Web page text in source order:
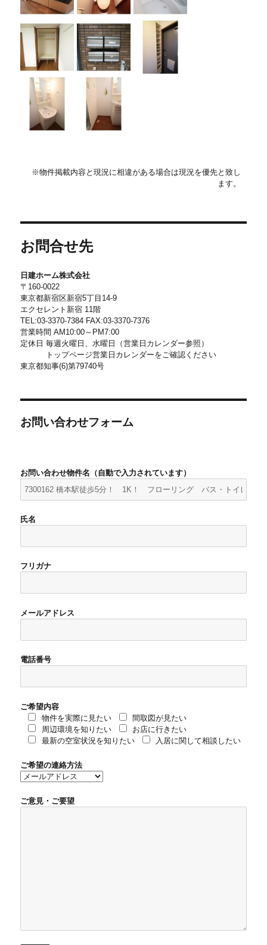
※物件掲載内容と現況に相違がある場合は現況を優先と致し
ます。
お問合せ先
日建ホーム株式会社
〒160-0022
東京都新宿区新宿5丁目14-9
エクセレント新宿 11階
TEL:03-3370-7384 FAX:03-3370-7376
営業時間 AM10:00～PM7:00
定休日 毎週火曜日、水曜日（営業日カレンダー参照）
トップページ営業日カレンダーをご確認ください
東京都知事(6)第79740号
お問い合わせフォーム
お問い合わせ物件名（自動で入力されています）
氏名
フリガナ
メールアドレス
電話番号
ご希望内容
物件を実際に見たい
間取図が見たい
周辺環境を知りたい
お店に行きたい
最新の空室状況を知りたい
入居に関して相談したい
ご希望の連絡方法
ご意見・ご要望